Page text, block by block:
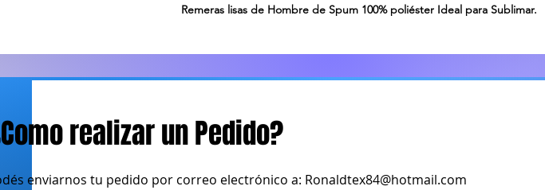
Remeras lisas de Hombre de Spum 100% poliéster Ideal para Sublimar.
realizar un Pedido?
enviarnos tu pedido por correo electrónico a: Ronaldtex84@hotmail.com